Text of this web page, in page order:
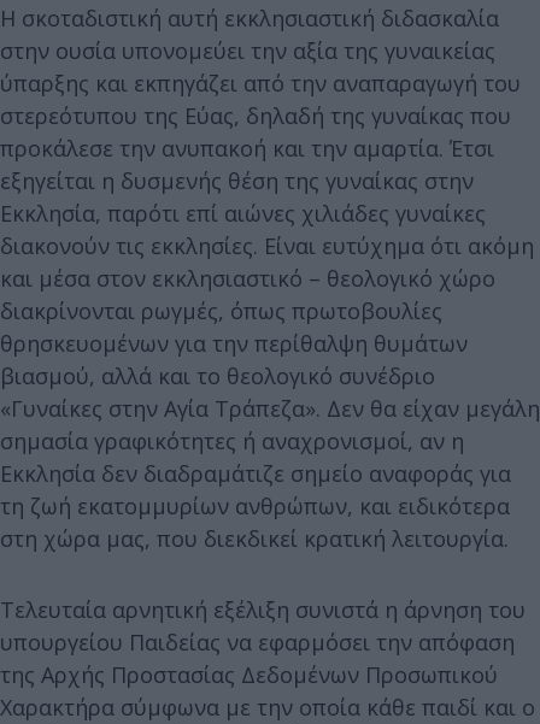
Η σκοταδιστική αυτή εκκλησιαστική διδασκαλία
στην ουσία υπονομεύει την αξία της γυναικείας
ύπαρξης και εκπηγάζει από την αναπαραγωγή του
στερεότυπου της Εύας, δηλαδή της γυναίκας που
προκάλεσε την ανυπακοή και την αμαρτία. Έτσι
εξηγείται η δυσμενής θέση της γυναίκας στην
Εκκλησία, παρότι επί αιώνες χιλιάδες γυναίκες
διακονούν τις εκκλησίες. Είναι ευτύχημα ότι ακόμη
και μέσα στον εκκλησιαστικό – θεολογικό χώρο
διακρίνονται ρωγμές, όπως πρωτοβουλίες
θρησκευομένων για την περίθαλψη θυμάτων
βιασμού, αλλά και το θεολογικό συνέδριο
«Γυναίκες στην Αγία Τράπεζα». Δεν θα είχαν μεγάλη
σημασία γραφικότητες ή αναχρονισμοί, αν η
Εκκλησία δεν διαδραμάτιζε σημείο αναφοράς για
τη ζωή εκατομμυρίων ανθρώπων, και ειδικότερα
στη χώρα μας, που διεκδικεί κρατική λειτουργία.
Τελευταία αρνητική εξέλιξη συνιστά η άρνηση του
υπουργείου Παιδείας να εφαρμόσει την απόφαση
της Αρχής Προστασίας Δεδομένων Προσωπικού
Χαρακτήρα σύμφωνα με την οποία κάθε παιδί και ο